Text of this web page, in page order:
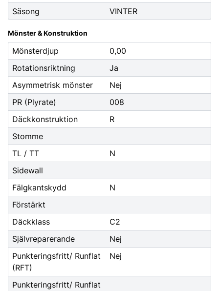
Säsong
VINTER
Mönster & Konstruktion
Mönsterdjup
0,00
Rotationsriktning
Ja
Asymmetrisk mönster
Nej
PR (Plyrate)
008
Däckkonstruktion
R
Stomme
TL / TT
N
Sidewall
Fälgkantskydd
N
Förstärkt
Däckklass
C2
Självreparerande
Nej
Punkteringsfritt/ Runflat
(RFT)
Nej
Punkteringsfritt/ Runflat